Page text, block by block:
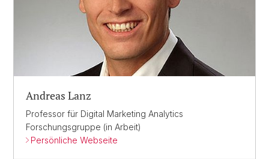
Andreas Lanz
Professor für Digital Marketing Analytics
Forschungsgruppe (in Arbeit)
Persönliche Webseite